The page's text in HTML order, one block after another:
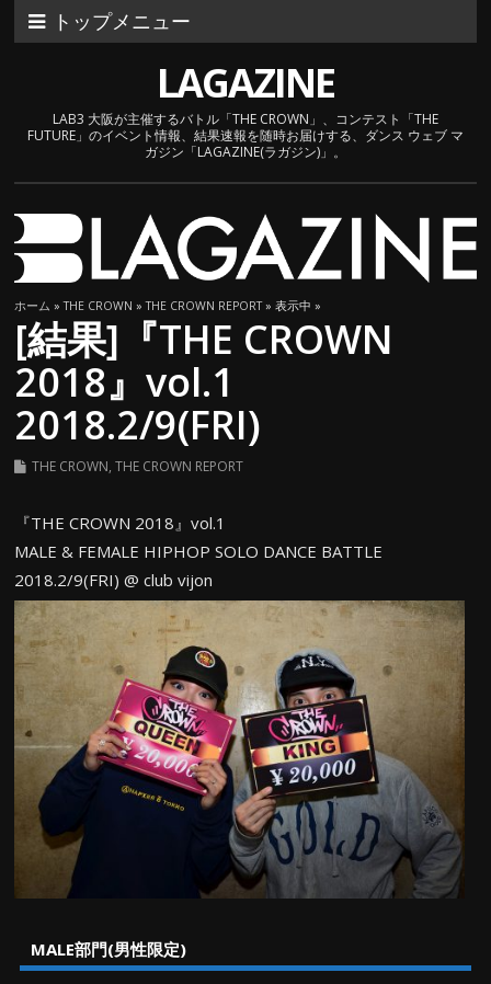
トップメニュー
LAGAZINE
LAB3 大阪が主催するバトル「THE CROWN」、コンテスト「THE
FUTURE」のイベント情報、結果速報を随時お届けする、ダンス ウェブ マ
ガジン「LAGAZINE(ラガジン)」。
ホーム »THE CROWN »THE CROWN REPORT» 表示中 »
[結果]『THE CROWN
2018』vol.1
2018.2/9(FRI)
THE CROWN,THE CROWN REPORT
『THE CROWN 2018』vol.1
MALE & FEMALE HIPHOP SOLO DANCE BATTLE
2018.2/9(FRI) @ club vijon
MALE部門(男性限定)